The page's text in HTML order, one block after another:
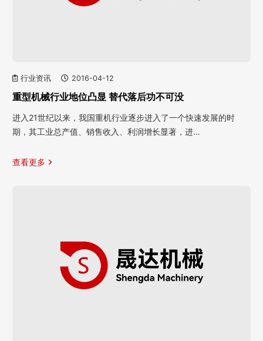
行业资讯 2016-04-12
重型机械行业地位凸显 替代落后功不可没
进入21世纪以来，我国重机行业逐步进入了一个快速发展的时
期，其工业总产值、销售收入、利润增长显著，进…
查看更多